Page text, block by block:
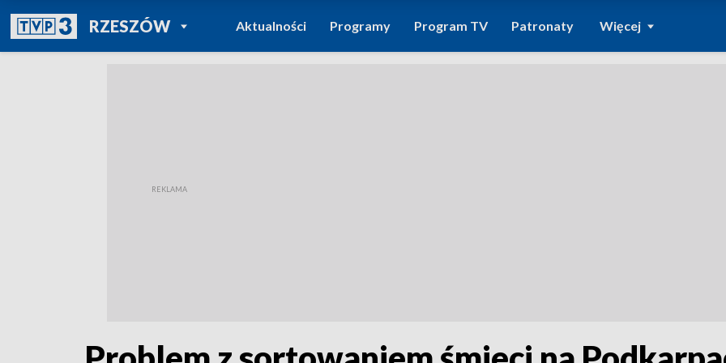
RZESZÓWPOWRÓT DO
TVP REGIONY
Aktualności Programy Program TV Patronaty Więcej